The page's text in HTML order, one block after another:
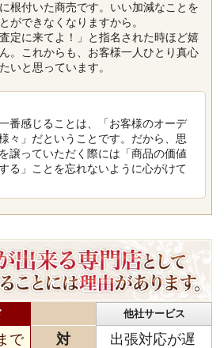
根付いた商売です。いい加減なことを
ができなくなりますから。
定に来てよ！」と指名された時ほど嬉
。これからも、お客様一人ひとり真心
いと思っています。
番感じることは、「お客様のオーデ
々」だということです。だから、思
譲っていただく際には「商品の価値
る」ことを忘れないように心がけて
他社サービス
で
対
出張対応が遅